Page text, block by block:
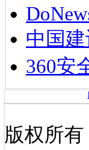
中国
360安
版权所